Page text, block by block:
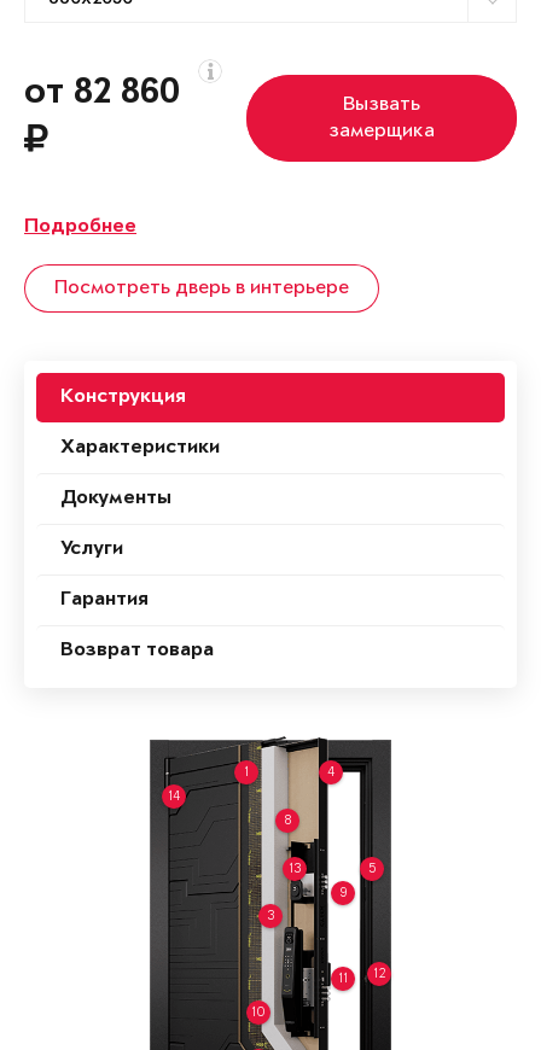
от 82 860
Вызвать
замерщика
Подробнее
Посмотреть дверь в интерьере
Конструкция
Характеристики
Документы
Услуги
Гарантия
Возврат товара
1
3
4
5
8
9
10
11 12
13
14